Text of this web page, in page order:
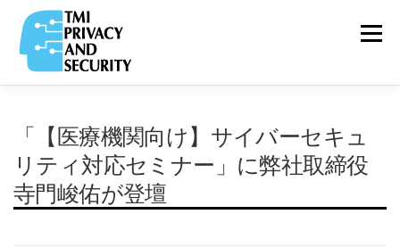
メニュー
TOP ABOUT RELEASE
&
COLUMN
PRIVACY
「【医療機関向け】サイバーセキュ
リティ対応セミナー」に弊社取締役
寺門峻佑が登壇